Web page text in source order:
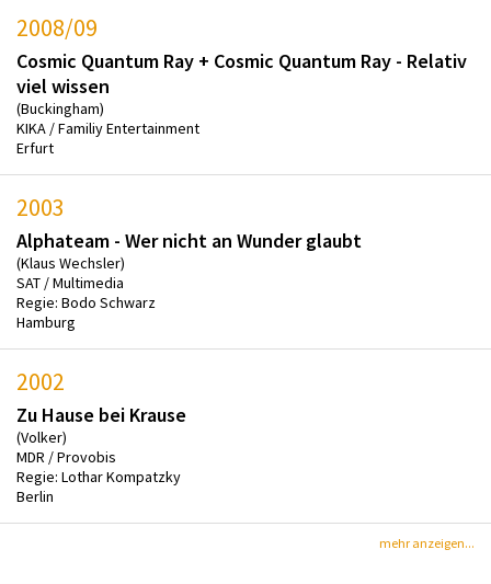
2008/09
Cosmic Quantum Ray + Cosmic Quantum Ray - Relativ
viel wissen
(Buckingham)
KIKA / Familiy Entertainment
Erfurt
2003
Alphateam - Wer nicht an Wunder glaubt
(Klaus Wechsler)
SAT / Multimedia
Regie: Bodo Schwarz
Hamburg
2002
Zu Hause bei Krause
(Volker)
MDR / Provobis
Regie: Lothar Kompatzky
Berlin
mehr anzeigen...